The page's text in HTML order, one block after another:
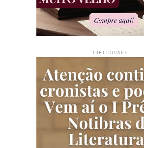
PUBLICIDADE